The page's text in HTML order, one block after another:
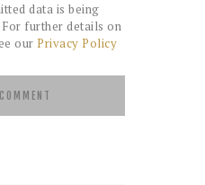
data is being
further details on
our Privacy Policy